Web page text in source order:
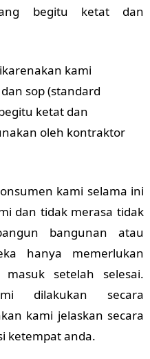
begitu ketat dan
kami
sop (standard
ketat dan
oleh kontraktor
kami selama ini
dan tidak merasa tidak
bangunan atau
hanya memerlukan
setelah selesai.
dilakukan secara
kami jelaskan secara
ketempat anda.